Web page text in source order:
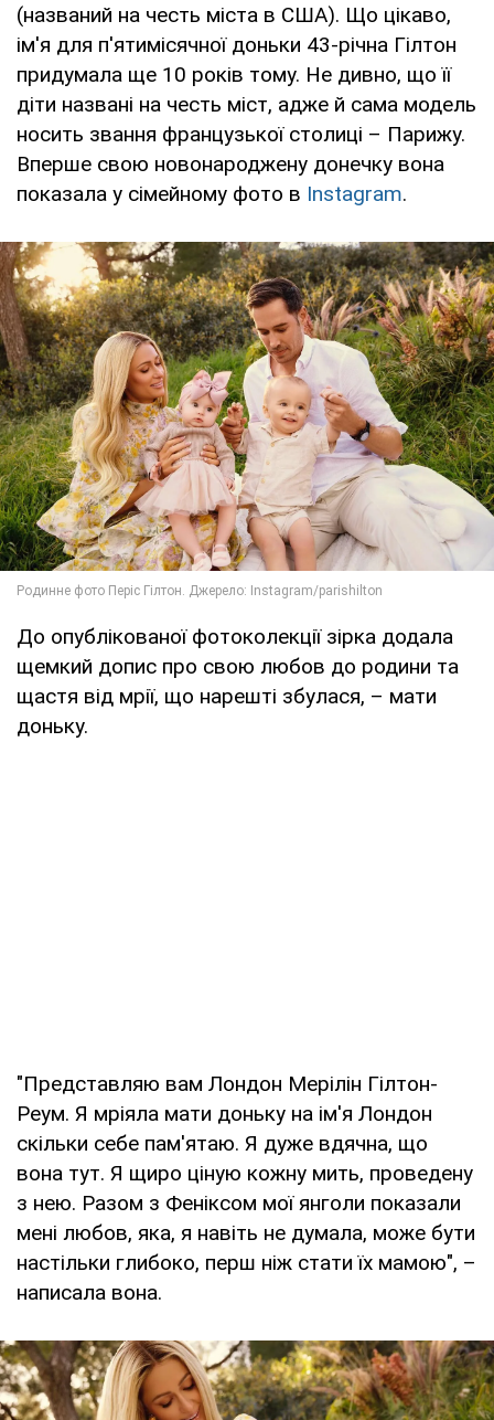
(названий на честь міста в США). Що цікаво,
ім'я для п'ятимісячної доньки 43-річна Гілтон
придумала ще 10 років тому. Не дивно, що її
діти названі на честь міст, адже й сама модель
носить звання французької столиці – Парижу.
Вперше свою новонароджену донечку вона
показала у сімейному фото в Instagram.
До опублікованої фотоколекції зірка додала
щемкий допис про свою любов до родини та
щастя від мрії, що нарешті збулася, – мати
доньку.
"Представляю вам Лондон Мерілін Гілтон-
Реум. Я мріяла мати доньку на ім'я Лондон
скільки себе пам'ятаю. Я дуже вдячна, що
вона тут. Я щиро ціную кожну мить, проведену
з нею. Разом з Феніксом мої янголи показали
мені любов, яка, я навіть не думала, може бути
настільки глибоко, перш ніж стати їх мамою", –
написала вона.